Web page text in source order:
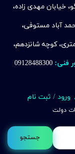
جستجو
خیابان مهدی زاده،
آباد مستوفی،
کوچه شانزدهم،
فنی:
دولت
ورود / ثبت نام